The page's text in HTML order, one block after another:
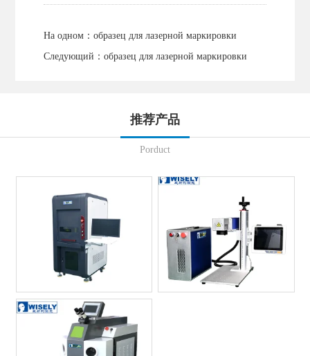
На одном： образец для лазерной маркировки
Следующий： образец для лазерной маркировки
推荐产品
Porduct